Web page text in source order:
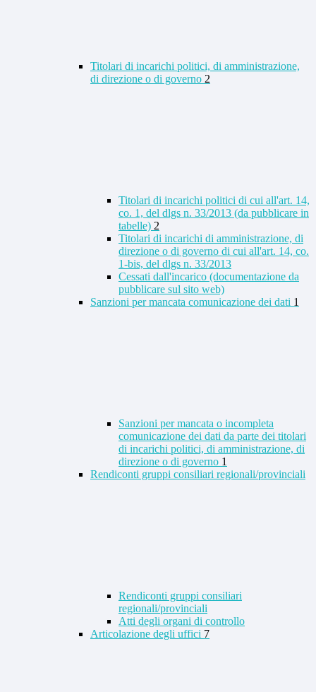
Titolari di incarichi politici, di amministrazione,
di direzione o di governo 2
Titolari di incarichi politici di cui all'art. 14,
co. 1, del dlgs n. 33/2013 (da pubblicare in
tabelle) 2
Titolari di incarichi di amministrazione, di
direzione o di governo di cui all'art. 14, co.
1-bis, del dlgs n. 33/2013
Cessati dall'incarico (documentazione da
pubblicare sul sito web)
Sanzioni per mancata comunicazione dei dati 1
Sanzioni per mancata o incompleta
comunicazione dei dati da parte dei titolari
di incarichi politici, di amministrazione, di
direzione o di governo 1
Rendiconti gruppi consiliari regionali/provinciali
Rendiconti gruppi consiliari
regionali/provinciali
Atti degli organi di controllo
Articolazione degli uffici 7